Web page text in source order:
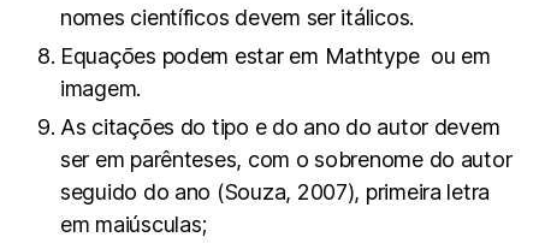
nomes científicos devem ser itálicos.
Equações podem estar em Mathtype ou em
imagem.
As citações do tipo e do ano do autor devem
ser em parênteses, com o sobrenome do autor
seguido do ano (Souza, 2007), primeira letra
em maiúsculas;